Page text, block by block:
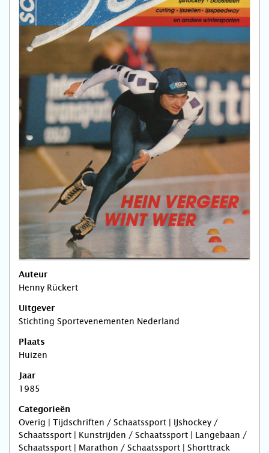
Auteur
Henny Rückert
Uitgever
Stichting Sportevenementen Nederland
Plaats
Huizen
Jaar
1985
Categorieën
Overig | Tijdschriften / Schaatssport | IJshockey /
Schaatssport | Kunstrijden / Schaatssport | Langebaan /
Schaatssport | Marathon / Schaatssport | Shorttrack